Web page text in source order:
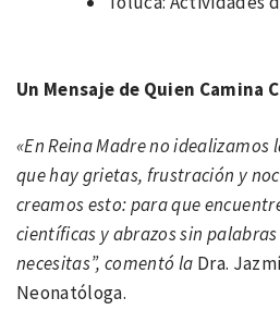
Un Mensaje de Quien Camina
«En Reina Madre no idealizamos
que hay grietas, frustración y
creamos esto: para que
científicas y abrazos sin
necesitas”, comentó la Dra.
Neonatóloga.